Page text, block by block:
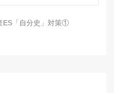
ES「自分史」対策①